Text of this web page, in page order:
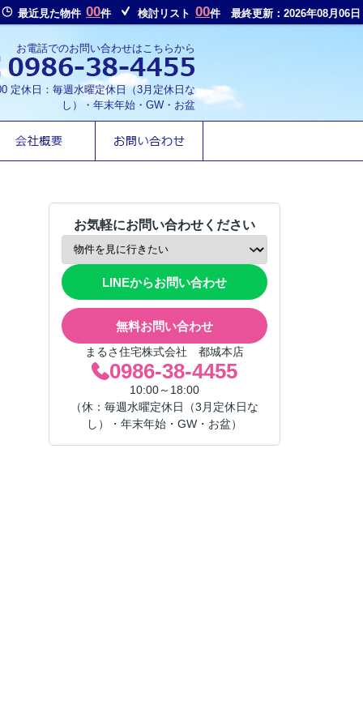
最近見た物件 00件 検討リスト 00件 最終更新：2026年08月06日
お電話でのお問い合わせはこちらから
定休日：毎週水曜定休日（3月定休日な
し）・年末年始・GW・お盆
お気軽にお問い合わせください
LINEからお問い合わせ
無料お問い合わせ
まるさ住宅株式会社 都城本店
0986-38-4455
10:00～18:00
（休：毎週水曜定休日（3月定休日な
し）・年末年始・GW・お盆）